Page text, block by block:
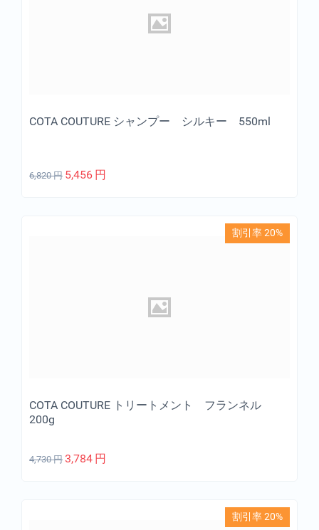
COTA COUTURE シャンプー シルキー 550ml
6,820 円 5,456 円
割引率 20%
COTA COUTURE トリートメント フランネル
200g
4,730 円 3,784 円
割引率 20%